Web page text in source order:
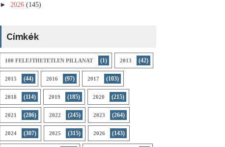
► 2026 (145)
Címkék
100 FELEJTHETETLEN PILLANAT (1) 2013 (42)
2015 (44) 2016 (97) 2017 (103)
2018 (114) 2019 (185) 2020 (215)
2021 (286) 2022 (245) 2023 (264)
2024 (307) 2025 (315) 2026 (143)